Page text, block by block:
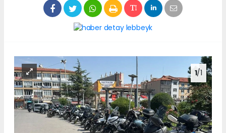
1/1